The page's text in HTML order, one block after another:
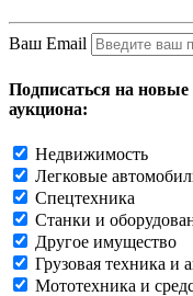
Ваш Email
Подписаться на новые
аукциона:
Недвижимость
Легковые
Спецтехника
Станки и
Другое имущество
Грузовая техника и
Мототехника и